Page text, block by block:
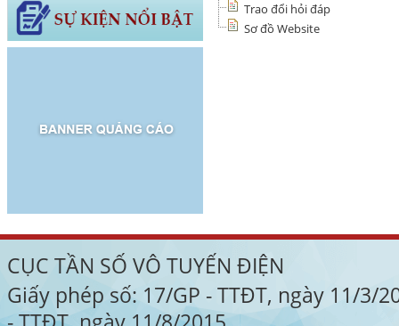
Trao đổi hỏi đáp
Sơ đồ Website
CỤC TẦN SỐ VÔ TUYẾN ĐIỆN
Giấy phép số: 17/GP - TTĐT, ngày 11/3/